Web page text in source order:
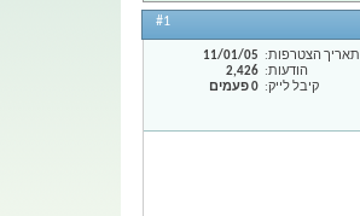
#1
תאריך הצטרפות
11/01/05
הודעות
2,426
קיבל לייק
0 פעמים